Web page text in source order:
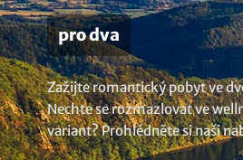
pro dva
Zažijte romantický pobyt ve
Nechte se rozmazlovat ve
variant? Prohlédněte si naši